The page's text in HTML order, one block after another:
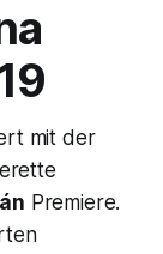
mit der
Premiere.